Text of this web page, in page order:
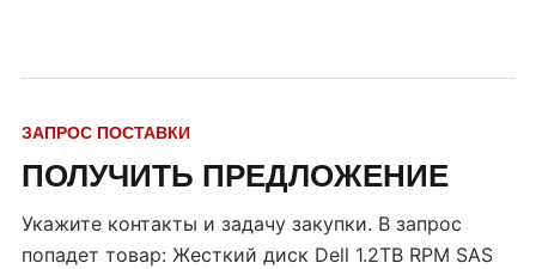
ЗАПРОС ПОСТАВКИ
ПОЛУЧИТЬ ПРЕДЛОЖЕНИЕ
Укажите контакты и задачу закупки. В запрос
попадет товар: Жесткий диск Dell 1.2TB RPM SAS